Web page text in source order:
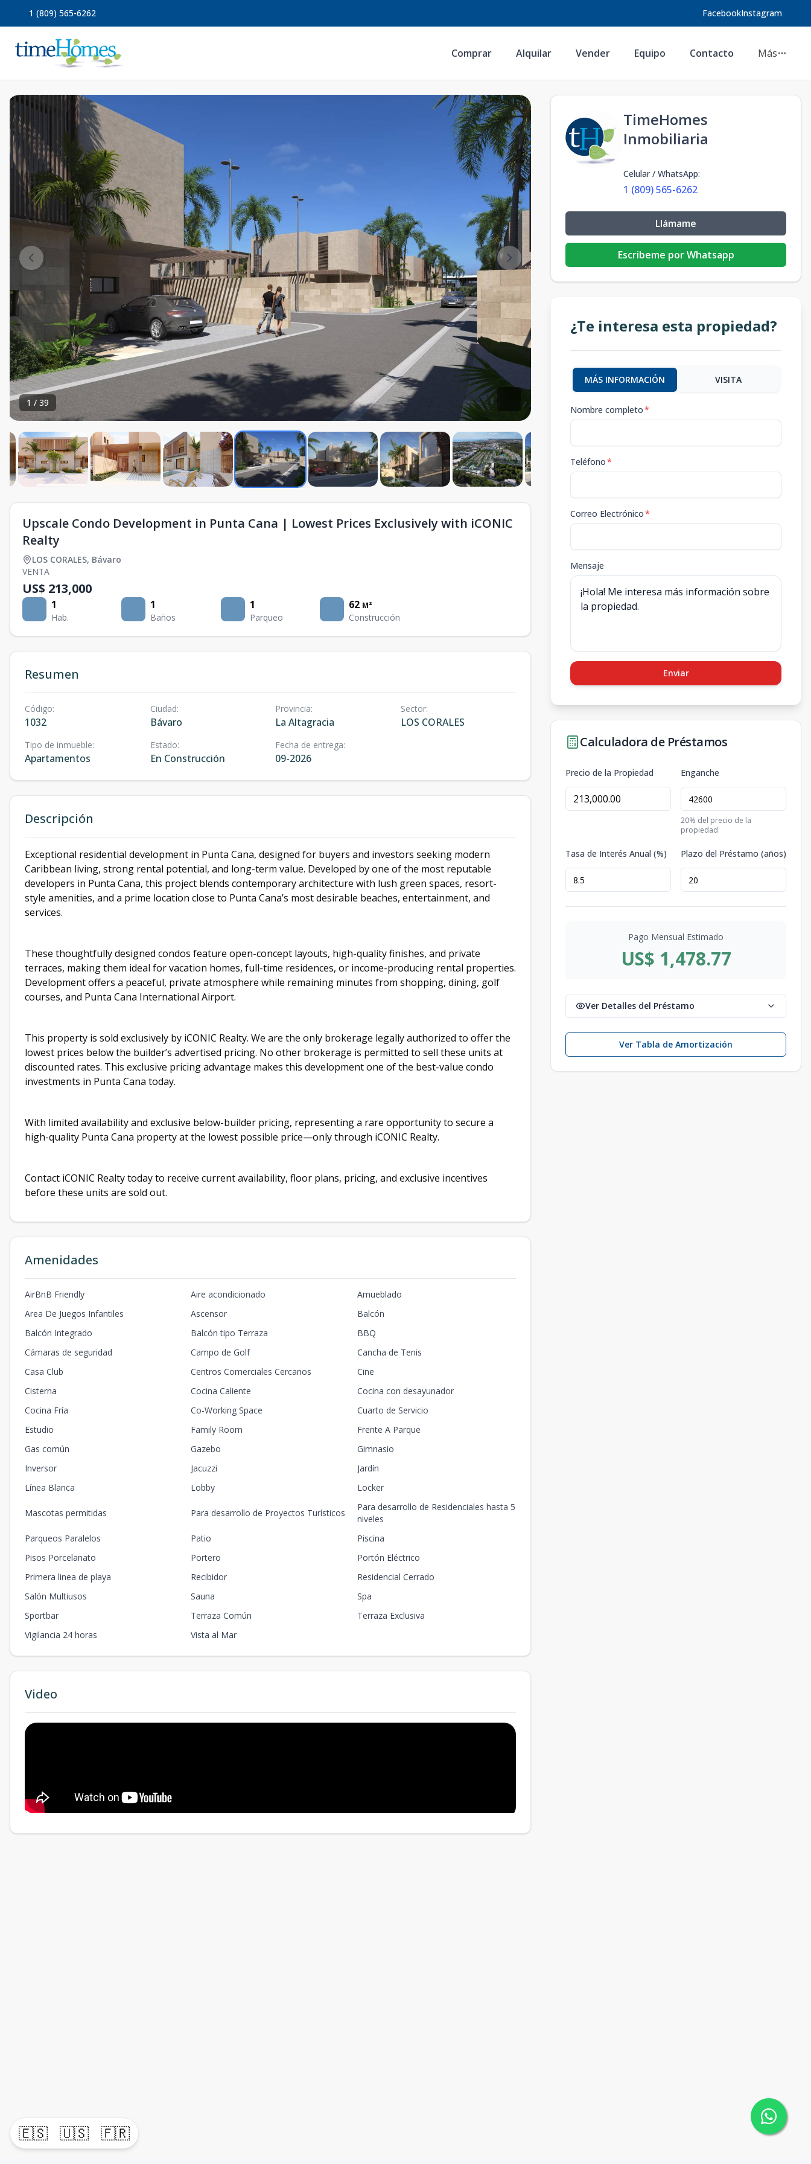
🇪🇸 🇺🇸 🇫🇷
1 (809) 565-6262 FacebookInstagram
Comprar Alquilar Vender Equipo Contacto Más
1 / 39
Upscale Condo Development in Punta Cana | Lowest Prices Exclusively with iCONIC
Realty
LOS CORALES, Bávaro
VENTA
US$ 213,000
1
Hab.
1
Baños
1
Parqueo
62 M²
Construcción
Resumen
Código:
1032
Ciudad:
Bávaro
Provincia:
La Altagracia
Sector:
LOS CORALES
Tipo de inmueble:
Apartamentos
Estado:
En Construcción
Fecha de entrega:
09-2026
Descripción
Exceptional residential development in Punta Cana, designed for buyers and investors seeking modern
Caribbean living, strong rental potential, and long-term value. Developed by one of the most reputable
developers in Punta Cana, this project blends contemporary architecture with lush green spaces, resort-
style amenities, and a prime location close to Punta Cana’s most desirable beaches, entertainment, and
services.
These thoughtfully designed condos feature open-concept layouts, high-quality finishes, and private
terraces, making them ideal for vacation homes, full-time residences, or income-producing rental properties.
Development offers a peaceful, private atmosphere while remaining minutes from shopping, dining, golf
courses, and Punta Cana International Airport.
This property is sold exclusively by iCONIC Realty. We are the only brokerage legally authorized to offer the
lowest prices below the builder’s advertised pricing. No other brokerage is permitted to sell these units at
discounted rates. This exclusive pricing advantage makes this development one of the best-value condo
investments in Punta Cana today.
With limited availability and exclusive below-builder pricing, representing a rare opportunity to secure a
high-quality Punta Cana property at the lowest possible price—only through iCONIC Realty.
Contact iCONIC Realty today to receive current availability, floor plans, pricing, and exclusive incentives
before these units are sold out.
Amenidades
AirBnB Friendly Aire acondicionado
Amueblado
Area De Juegos Infantiles
Ascensor
Balcón
Balcón Integrado
Balcón tipo Terraza
BBQ
Cámaras de seguridad
Campo de Golf
Cancha de Tenis
Casa Club
Centros Comerciales Cercanos
Cine
Cisterna
Cocina Caliente
Cocina con desayunador
Cocina Fría
Co-Working Space
Cuarto de Servicio
Estudio
Family Room
Frente A Parque
Gas común
Gazebo
Gimnasio
Inversor
Jacuzzi
Jardín
Línea Blanca
Lobby Locker
Mascotas permitidas Para desarrollo de Proyectos Turísticos
Para desarrollo de Residenciales hasta 5
niveles
Parqueos Paralelos
Patio
Piscina
Pisos Porcelanato
Portero
Portón Eléctrico
Primera linea de playa
Recibidor
Residencial Cerrado
Salón Multiusos
Sauna
Spa
Sportbar
Terraza Común
Terraza Exclusiva
Vigilancia 24 horas
Vista al Mar
Video
TimeHomes
Inmobiliaria
Celular / WhatsApp:
1 (809) 565-6262
Llámame
Escribeme por Whatsapp
¿Te interesa esta propiedad?
MÁS INFORMACIÓN VISITA
Nombre completo*
Teléfono*
Correo Electrónico*
Mensaje
Enviar
Calculadora de Préstamos
Precio de la Propiedad Enganche
20% del precio de la
propiedad
Tasa de Interés Anual (%) Plazo del Préstamo (años)
Pago Mensual Estimado
US$ 1,478.77
Ver Detalles del Préstamo
Ver Tabla de Amortización